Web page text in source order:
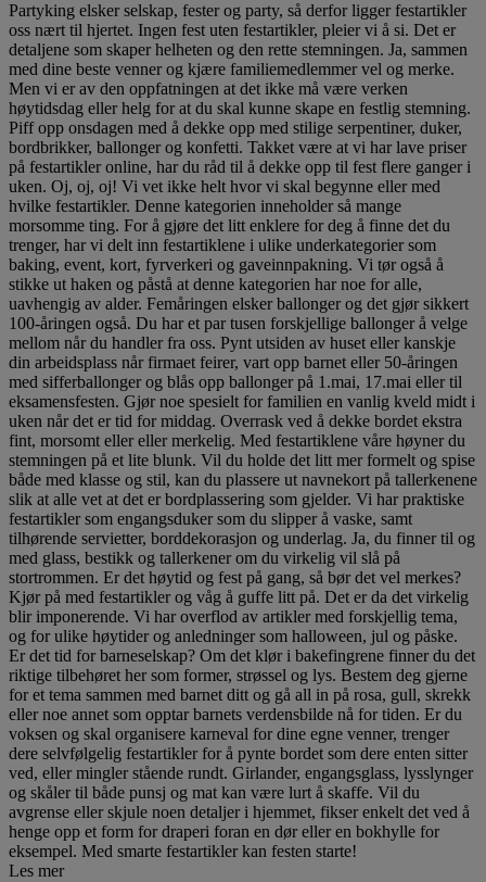
Partyking elsker selskap, fester og party, så derfor ligger festartikler
oss nært til hjertet. Ingen fest uten festartikler, pleier vi å si. Det er
detaljene som skaper helheten og den rette stemningen. Ja, sammen
med dine beste venner og kjære familiemedlemmer vel og merke.
Men vi er av den oppfatningen at det ikke må være verken
høytidsdag eller helg for at du skal kunne skape en festlig stemning.
Piff opp onsdagen med å dekke opp med stilige serpentiner, duker,
bordbrikker, ballonger og konfetti. Takket være at vi har lave priser
på festartikler online, har du råd til å dekke opp til fest flere ganger i
uken. Oj, oj, oj! Vi vet ikke helt hvor vi skal begynne eller med
hvilke festartikler. Denne kategorien inneholder så mange
morsomme ting. For å gjøre det litt enklere for deg å finne det du
trenger, har vi delt inn festartiklene i ulike underkategorier som
baking, event, kort, fyrverkeri og gaveinnpakning. Vi tør også å
stikke ut haken og påstå at denne kategorien har noe for alle,
uavhengig av alder. Femåringen elsker ballonger og det gjør sikkert
100-åringen også. Du har et par tusen forskjellige ballonger å velge
mellom når du handler fra oss. Pynt utsiden av huset eller kanskje
din arbeidsplass når firmaet feirer, vart opp barnet eller 50-åringen
med sifferballonger og blås opp ballonger på 1.mai, 17.mai eller til
eksamensfesten. Gjør noe spesielt for familien en vanlig kveld midt i
uken når det er tid for middag. Overrask ved å dekke bordet ekstra
fint, morsomt eller eller merkelig. Med festartiklene våre høyner du
stemningen på et lite blunk. Vil du holde det litt mer formelt og spise
både med klasse og stil, kan du plassere ut navnekort på tallerkenene
slik at alle vet at det er bordplassering som gjelder. Vi har praktiske
festartikler som engangsduker som du slipper å vaske, samt
tilhørende servietter, borddekorasjon og underlag. Ja, du finner til og
med glass, bestikk og tallerkener om du virkelig vil slå på
stortrommen. Er det høytid og fest på gang, så bør det vel merkes?
Kjør på med festartikler og våg å guffe litt på. Det er da det virkelig
blir imponerende. Vi har overflod av artikler med forskjellig tema,
og for ulike høytider og anledninger som halloween, jul og påske.
Er det tid for barneselskap? Om det klør i bakefingrene finner du det
riktige tilbehøret her som former, strøssel og lys. Bestem deg gjerne
for et tema sammen med barnet ditt og gå all in på rosa, gull, skrekk
eller noe annet som opptar barnets verdensbilde nå for tiden. Er du
voksen og skal organisere karneval for dine egne venner, trenger
dere selvfølgelig festartikler for å pynte bordet som dere enten sitter
ved, eller mingler stående rundt. Girlander, engangsglass, lysslynger
og skåler til både punsj og mat kan være lurt å skaffe. Vil du
avgrense eller skjule noen detaljer i hjemmet, fikser enkelt det ved å
henge opp et form for draperi foran en dør eller en bokhylle for
eksempel. Med smarte festartikler kan festen starte!
Les mer